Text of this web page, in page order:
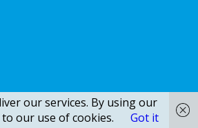
our services. By using our
our use of cookies.
Got it